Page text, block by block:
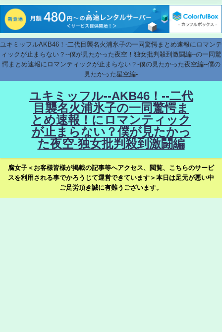
ユキミッフルAKB46！-二代目襲名火浦氷子の一同驚愕まとめ速報にロマンテ
ィックが止まらない？--僕が見たかった夜空！独女批判殺到激闘編--の一同驚
愕まとめ速報にロマンティックが止まらない？-僕の見たかった夜空編--僕の
見たかった星空編-
ユキミッフル--AKB46！--二代
目襲名火浦氷子の一同驚愕ま
とめ速報！にロマンティック
が止まらない？僕が見たかっ
た夜空-独女批判殺到激闘編
腐女子＜お客様皆様が掲載の記事等へアクセス、閲覧、こちらのサービ
スを利用される事でかろうじて運営できています＞本日は足元が悪い中
ご足労頂き誠に有難うございます。